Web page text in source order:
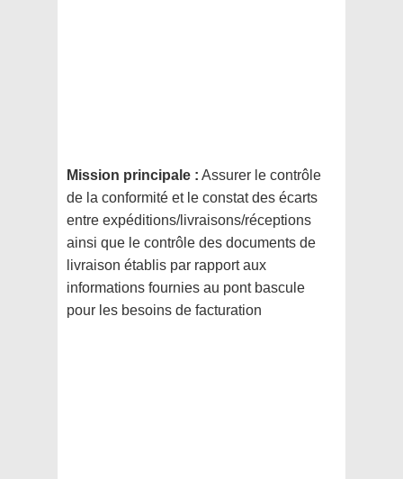
Mission principale : Assurer le contrôle
de la conformité et le constat des écarts
entre expéditions/livraisons/réceptions
ainsi que le contrôle des documents de
livraison établis par rapport aux
informations fournies au pont bascule
pour les besoins de facturation